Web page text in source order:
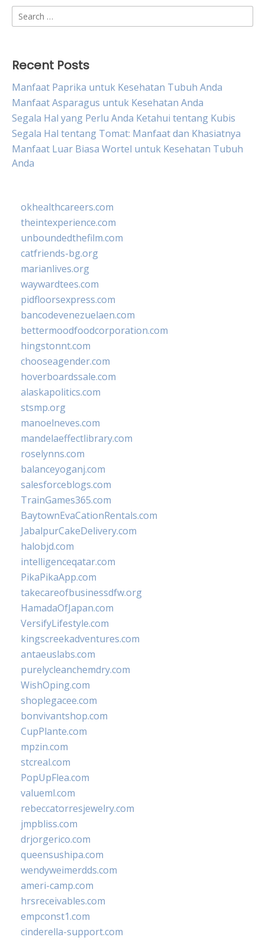
Search
for:
Recent Posts
Manfaat Paprika untuk Kesehatan Tubuh Anda
Manfaat Asparagus untuk Kesehatan Anda
Segala Hal yang Perlu Anda Ketahui tentang Kubis
Segala Hal tentang Tomat: Manfaat dan Khasiatnya
Manfaat Luar Biasa Wortel untuk Kesehatan Tubuh
Anda
okhealthcareers.com
theintexperience.com
unboundedthefilm.com
catfriends-bg.org
marianlives.org
waywardtees.com
pidfloorsexpress.com
bancodevenezuelaen.com
bettermoodfoodcorporation.com
hingstonnt.com
chooseagender.com
hoverboardssale.com
alaskapolitics.com
stsmp.org
manoelneves.com
mandelaeffectlibrary.com
roselynns.com
balanceyoganj.com
salesforceblogs.com
TrainGames365.com
BaytownEvaCationRentals.com
JabalpurCakeDelivery.com
halobjd.com
intelligenceqatar.com
PikaPikaApp.com
takecareofbusinessdfw.org
HamadaOfJapan.com
VersifyLifestyle.com
kingscreekadventures.com
antaeuslabs.com
purelycleanchemdry.com
WishOping.com
shoplegacee.com
bonvivantshop.com
CupPlante.com
mpzin.com
stcreal.com
PopUpFlea.com
valueml.com
rebeccatorresjewelry.com
jmpbliss.com
drjorgerico.com
queensushipa.com
wendyweimerdds.com
ameri-camp.com
hrsreceivables.com
empconst1.com
cinderella-support.com